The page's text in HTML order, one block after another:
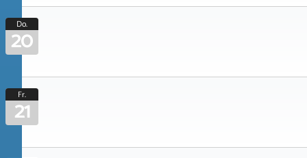
Do.
20
Fr.
21